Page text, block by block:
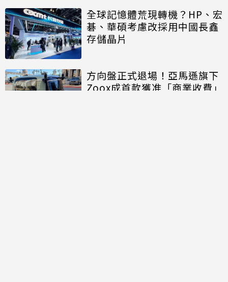
全球記憶體荒現轉機？HP、宏
碁、華碩考慮改採用中國長鑫
存儲晶片
方向盤正式退場！亞馬遜旗下
Zoox成首款獲准「商業收費」